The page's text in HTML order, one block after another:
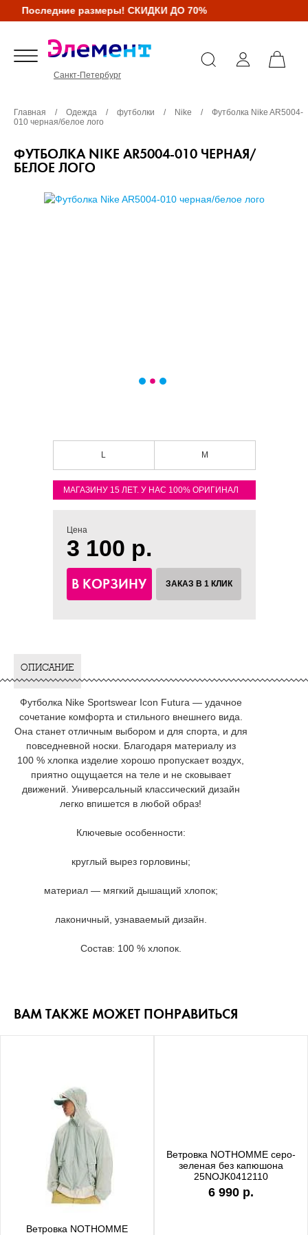
Последние размеры! СКИДКИ ДО 70%
Санкт-Петербург
Главная / Одежда / футболки / Nike /
Футболка Nike AR5004-
010 черная/белое лого
ФУТБОЛКА NIKE AR5004-010 ЧЕРНАЯ/
БЕЛОЕ ЛОГО
L M
МАГАЗИНУ 15 ЛЕТ. У НАС 100% ОРИГИНАЛ
Цена
3 100 р.
В КОРЗИНУ ЗАКАЗ В 1 КЛИК
ОПИСАНИЕ
Футболка Nike Sportswear Icon Futura — удачное
сочетание комфорта и стильного внешнего вида.
Она станет отличным выбором и для спорта, и для
повседневной носки. Благодаря материалу из
100 % хлопка изделие хорошо пропускает воздух,
приятно ощущается на теле и не сковывает
движений. Универсальный классический дизайн
легко впишется в любой образ!
Ключевые особенности:
круглый вырез горловины;
материал — мягкий дышащий хлопок;
лаконичный, узнаваемый дизайн.
Состав: 100 % хлопок.
ВАМ ТАКЖЕ МОЖЕТ ПОНРАВИТЬСЯ
Ветровка NOTHOMME
Ветровка NOTHOMME серо-
зеленая без капюшона
25NOJK0412110
6 990 р.